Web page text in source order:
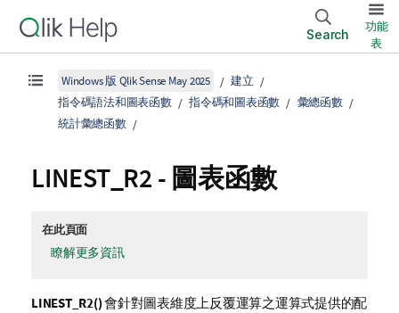
Search
功能
表
Windows 版 Qlik Sense May 2025
建立
指令碼語法和圖表函數
指令碼和圖表函數
彙總函數
統計彙總函數
LINEST_R2 - 圖表函數
在此頁面
瞭解更多資訊
LINEST_R2()會針對圖表維度上反覆運算之運算式提供的配